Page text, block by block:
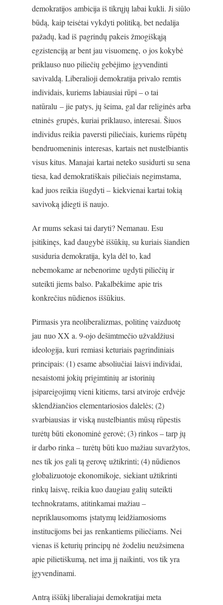
demokratijos ambicija iš tikrųjų labai kukli. Ji siūlo
būdą, kaip teisėtai vykdyti politiką, bet nedalija
pažadų, kad iš pagrindų pakeis žmogiškąją
egzistenciją ar bent jau visuomenę, o jos kokybė
priklauso nuo piliečių gebėjimo įgyvendinti
savivaldą. Liberalioji demokratija privalo remtis
individais, kuriems labiausiai rūpi – o tai
natūralu – jie patys, jų šeima, gal dar religinės arba
etninės grupės, kuriai priklauso, interesai. Šiuos
individus reikia paversti piliečiais, kuriems rūpėtų
bendruomeninis interesas, kartais net nustelbiantis
visus kitus. Manajai kartai neteko susidurti su sena
tiesa, kad demokratiškais piliečiais negimstama,
kad juos reikia išugdyti – kiekvienai kartai tokią
savivoką įdiegti iš naujo.
Ar mums sekasi tai daryti? Nemanau. Esu
įsitikinęs, kad daugybė iššūkių, su kuriais šiandien
susiduria demokratija, kyla dėl to, kad
nebemokame ar nebenorime ugdyti piliečių ir
suteikti jiems balso. Pakalbėkime apie tris
konkrečius nūdienos iššūkius.
Pirmasis yra neoliberalizmas, politinę vaizduotę
jau nuo XX a. 9-ojo dešimtmečio užvaldžiusi
ideologija, kuri remiasi keturiais pagrindiniais
principais: (1) esame absoliučiai laisvi individai,
nesaistomi jokių prigimtinių ar istorinių
įsipareigojimų vieni kitiems, tarsi atviroje erdvėje
sklendžiančios elementariosios dalelės; (2)
svarbiausias ir viską nustelbiantis mūsų rūpestis
turėtų būti ekonominė gerovė; (3) rinkos – tarp jų
ir darbo rinka – turėtų būti kuo mažiau suvaržytos,
nes tik jos gali tą gerovę užtikrinti; (4) nūdienos
globalizuotoje ekonomikoje, siekiant užtikrinti
rinkų laisvę, reikia kuo daugiau galių suteikti
technokratams, atitinkamai mažiau –
nepriklausomoms įstatymų leidžiamosioms
institucijoms bei jas renkantiems piliečiams. Nei
vienas iš keturių principų nė žodeliu neužsimena
apie pilietiškumą, net ima jį naikinti, vos tik yra
įgyvendinami.
Antrą iššūkį liberaliajai demokratijai meta